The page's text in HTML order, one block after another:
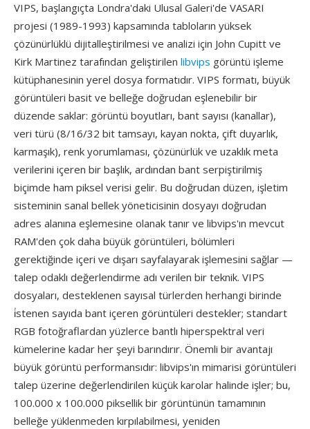
VIPS, başlangıçta Londra'daki Ulusal Galeri'de VASARI
projesi (1989-1993) kapsamında tabloların yüksek
çözünürlüklü dijitalleştirilmesi ve analizi için John Cupitt ve
Kirk Martinez tarafından geliştirilen libvips görüntü işleme
kütüphanesinin yerel dosya formatıdır. VIPS formatı, büyük
görüntüleri basit ve belleğe doğrudan eşlenebilir bir
düzende saklar: görüntü boyutları, bant sayısı (kanallar),
veri türü (8/16/32 bit tamsayı, kayan nokta, çift duyarlık,
karmaşık), renk yorumlaması, çözünürlük ve uzaklık meta
verilerini içeren bir başlık, ardından bant serpiştirilmiş
biçimde ham piksel verisi gelir. Bu doğrudan düzen, işletim
sisteminin sanal bellek yöneticisinin dosyayı doğrudan
adres alanına eşlemesine olanak tanır ve libvips'ın mevcut
RAM'den çok daha büyük görüntüleri, bölümleri
gerektiğinde içeri ve dışarı sayfalayarak işlemesini sağlar —
talep odaklı değerlendirme adı verilen bir teknik. VIPS
dosyaları, desteklenen sayısal türlerden herhangi birinde
i̇stenen sayıda bant içeren görüntüleri destekler; standart
RGB fotoğraflardan yüzlerce bantlı hiperspektral veri
kümelerine kadar her şeyi barındırır. Önemli bir avantajı
büyük görüntü performansıdır: libvips'ın mimarisi görüntüleri
talep üzerine değerlendirilen küçük karolar halinde işler; bu,
100.000 x 100.000 piksellik bir görüntünün tamamının
belleğe yüklenmeden kırpılabilmesi, yeniden